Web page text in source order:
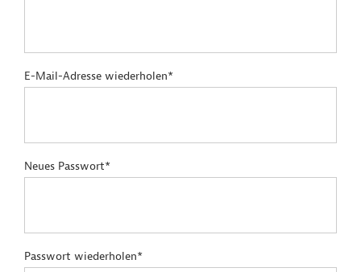
E-Mail-Adresse wiederholen*
Neues Passwort*
Passwort wiederholen*